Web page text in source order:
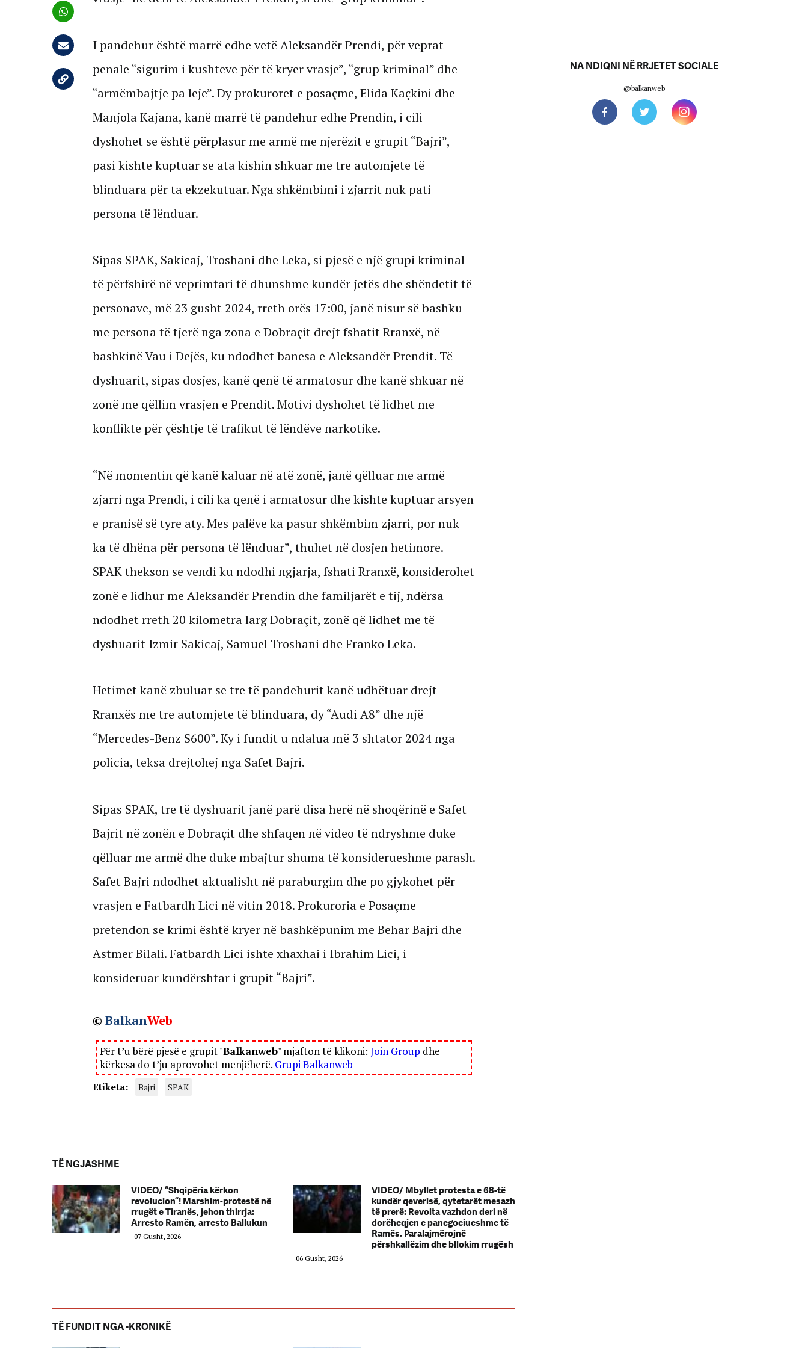
I pandehur është marrë edhe vetë Aleksandër Prendi, për veprat
penale “sigurim i kushteve për të kryer vrasje”, “grup kriminal” dhe
“armëmbajtje pa leje”. Dy prokuroret e posaçme, Elida Kaçkini dhe
Manjola Kajana, kanë marrë të pandehur edhe Prendin, i cili
dyshohet se është përplasur me armë me njerëzit e grupit “Bajri”,
pasi kishte kuptuar se ata kishin shkuar me tre automjete të
blinduara për ta ekzekutuar. Nga shkëmbimi i zjarrit nuk pati
persona të lënduar.
Sipas SPAK, Sakicaj, Troshani dhe Leka, si pjesë e një grupi kriminal
të përfshirë në veprimtari të dhunshme kundër jetës dhe shëndetit të
personave, më 23 gusht 2024, rreth orës 17:00, janë nisur së bashku
me persona të tjerë nga zona e Dobraçit drejt fshatit Rranxë, në
bashkinë Vau i Dejës, ku ndodhet banesa e Aleksandër Prendit. Të
dyshuarit, sipas dosjes, kanë qenë të armatosur dhe kanë shkuar në
zonë me qëllim vrasjen e Prendit. Motivi dyshohet të lidhet me
konflikte për çështje të trafikut të lëndëve narkotike.
“Në momentin që kanë kaluar në atë zonë, janë qëlluar me armë
zjarri nga Prendi, i cili ka qenë i armatosur dhe kishte kuptuar arsyen
e pranisë së tyre aty. Mes palëve ka pasur shkëmbim zjarri, por nuk
ka të dhëna për persona të lënduar”, thuhet në dosjen hetimore.
SPAK thekson se vendi ku ndodhi ngjarja, fshati Rranxë, konsiderohet
zonë e lidhur me Aleksandër Prendin dhe familjarët e tij, ndërsa
ndodhet rreth 20 kilometra larg Dobraçit, zonë që lidhet me të
dyshuarit Izmir Sakicaj, Samuel Troshani dhe Franko Leka.
Hetimet kanë zbuluar se tre të pandehurit kanë udhëtuar drejt
Rranxës me tre automjete të blinduara, dy “Audi A8” dhe një
“Mercedes-Benz S600”. Ky i fundit u ndalua më 3 shtator 2024 nga
policia, teksa drejtohej nga Safet Bajri.
Sipas SPAK, tre të dyshuarit janë parë disa herë në shoqërinë e Safet
Bajrit në zonën e Dobraçit dhe shfaqen në video të ndryshme duke
qëlluar me armë dhe duke mbajtur shuma të konsiderueshme parash.
Safet Bajri ndodhet aktualisht në paraburgim dhe po gjykohet për
vrasjen e Fatbardh Lici në vitin 2018. Prokuroria e Posaçme
pretendon se krimi është kryer në bashkëpunim me Behar Bajri dhe
Astmer Bilali. Fatbardh Lici ishte xhaxhai i Ibrahim Lici, i
konsideruar kundërshtar i grupit “Bajri”.
© BalkanWeb
Për t’u bërë pjesë e grupit "Balkanweb" mjafton të klikoni: Join Group dhe
kërkesa do t’ju aprovohet menjëherë. Grupi Balkanweb
Etiketa: Bajri SPAK
TË NGJASHME
VIDEO/ “Shqipëria kërkon
revolucion”! Marshim-protestë në
rrugët e Tiranës, jehon thirrja:
Arresto Ramën, arresto Ballukun
07 Gusht, 2026
VIDEO/ Mbyllet protesta e 68-të
kundër qeverisë, qytetarët mesazh
të prerë: Revolta vazhdon deri në
dorëheqjen e panegociueshme të
Ramës. Paralajmërojnë
përshkallëzim dhe bllokim rrugësh
06 Gusht, 2026
TË FUNDIT NGA -KRONIKË
NA NDIQNI NË RRJETET SOCIALE
@balkanweb